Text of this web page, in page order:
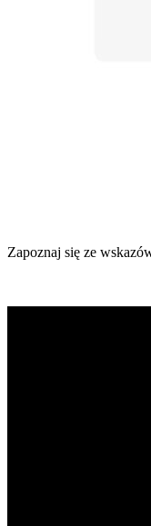
Zapoznaj się ze